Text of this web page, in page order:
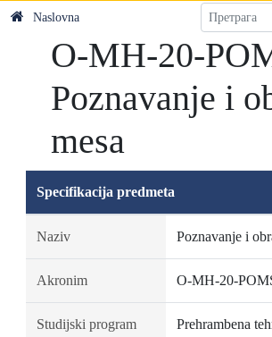
Naslovna
O-MH-20-
Poznavanje i
mesa
Specifikacija predmeta
Naziv Poznavanje i
Akronim O-MH-20-
Studijski program Prehrambena